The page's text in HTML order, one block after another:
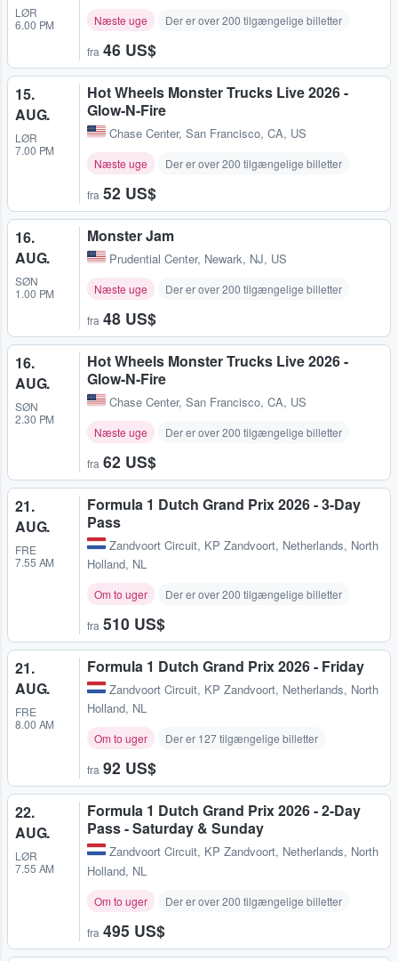
LØR
6.00 PM
Næste uge Der er over 200 tilgængelige billetter
fra 46 US$
15.
AUG.
LØR
7.00 PM
Hot Wheels Monster Trucks Live 2026 -
Glow-N-Fire
Chase Center, San Francisco, CA, US
Næste uge Der er over 200 tilgængelige billetter
fra 52 US$
16.
AUG.
SØN
1.00 PM
Monster Jam
Prudential Center, Newark, NJ, US
Næste uge Der er over 200 tilgængelige billetter
fra 48 US$
16.
AUG.
SØN
2.30 PM
Hot Wheels Monster Trucks Live 2026 -
Glow-N-Fire
Chase Center, San Francisco, CA, US
Næste uge Der er over 200 tilgængelige billetter
fra 62 US$
21.
AUG.
FRE
7.55 AM
Formula 1 Dutch Grand Prix 2026 - 3-Day
Pass
Zandvoort Circuit, KP Zandvoort, Netherlands, North
Holland, NL
Om to uger Der er over 200 tilgængelige billetter
fra 510 US$
21.
AUG.
FRE
8.00 AM
Formula 1 Dutch Grand Prix 2026 - Friday
Zandvoort Circuit, KP Zandvoort, Netherlands, North
Holland, NL
Om to uger Der er 127 tilgængelige billetter
fra 92 US$
22.
AUG.
LØR
7.55 AM
Formula 1 Dutch Grand Prix 2026 - 2-Day
Pass - Saturday & Sunday
Zandvoort Circuit, KP Zandvoort, Netherlands, North
Holland, NL
Om to uger Der er over 200 tilgængelige billetter
fra 495 US$